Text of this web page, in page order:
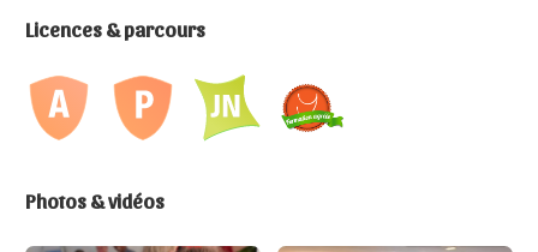
Licences & parcours
Photos & vidéos